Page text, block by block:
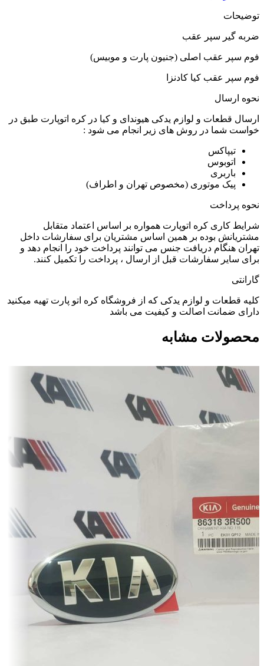
توضیحات
ضربه گیر سپر عقب
فوم سپر عقب اصلی (جنیون پارت و موبیس)
فوم سپر عقب کیا کادنزا
نحوه ارسال
ارسال قطعات و لوازم یدکی هیوندای و کیا در کره اتوپارت طبق در
خواست شما در روش های زیر انجام می شود :
تیپاکس
اتوبوس
باربری
پیک موتوری (مخصوص تهران و اطراف)
نحوه پرداخت
شرایط کاری کره اتوپارت همواره بر اساس اعتماد متقابل
مشتریانش بوده بر همین اساس مشتریان برای سفارشات داخل
تهران هنگام دریافت جنس می توانند پرداخت خود را انجام دهد و
برای سایر سفارشات قبل از ارسال ، پرداخت را تکمیل کنند.
گارانتی
کلیه قطعات و لوازم یدکی که از فروشگاه کره اتو پارت تهیه میکنید
دارای ضمانت اصالت و کیفیت می باشد
محصولات مشابه